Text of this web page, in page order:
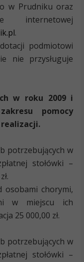
w Prudniku oraz
internetowej
.
podmiotowi
nie przysługuje
w roku 2009 i
pomocy
realizacji.
potrzebujących w
stołówki –
osobami chorymi,
w miejscu ich
25 000,00 zł.
potrzebujących w
stołówki –